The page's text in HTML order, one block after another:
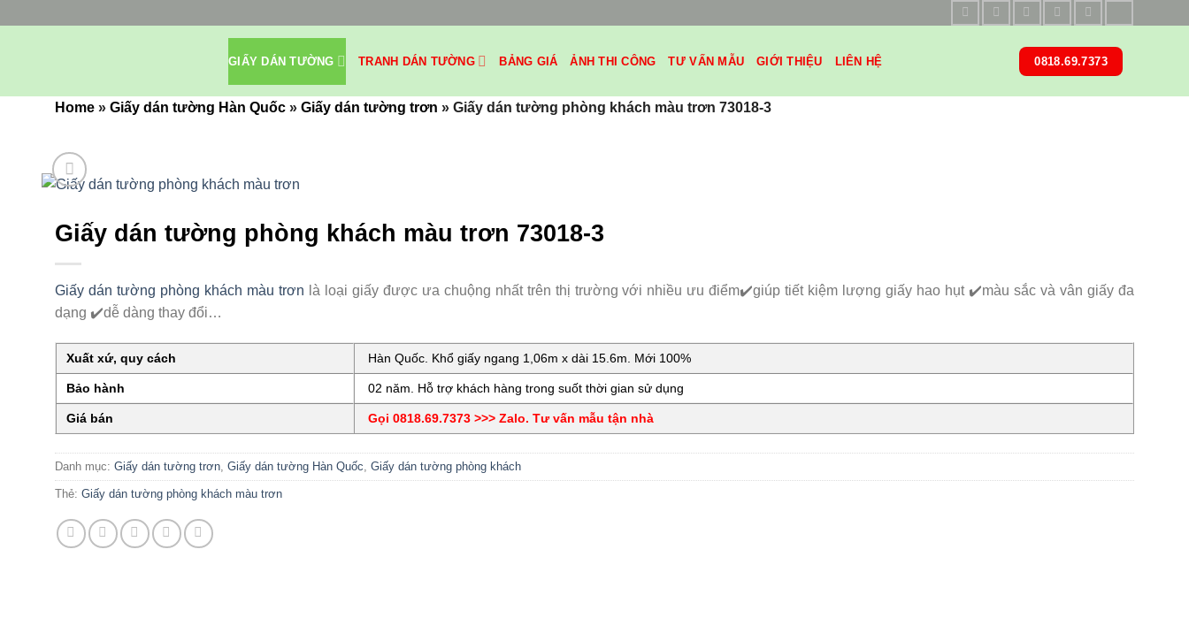
GIẤY DÁN TƯỜNG TRANH DÁN TƯỜNG BẢNG GIÁ ẢNH THI CÔNG TƯ VẤN MẪU GIỚI THIỆU LIÊN HỆ 0818.69.7373
Home » Giấy dán tường Hàn Quốc » Giấy dán tường trơn » Giấy dán tường phòng khách màu trơn 73018-3
Giấy dán tường phòng khách màu trơn 73018-3
Giấy dán tường phòng khách màu trơn là loại giấy được ưa chuộng nhất trên thị trường với nhiều ưu điểm✔️giúp tiết kiệm lượng giấy hao hụt ✔️màu sắc và vân giấy đa
dạng ✔️dễ dàng thay đổi…
Xuất xứ, quy cách Hàn Quốc. Khổ giấy ngang 1,06m x dài 15.6m. Mới 100%
Bảo hành 02 năm. Hỗ trợ khách hàng trong suốt thời gian sử dụng
Giá bán Gọi 0818.69.7373 >>> Zalo. Tư vấn mẫu tận nhà
Danh mục: Giấy dán tường trơn Giấy dán tường Hàn Quốc Giấy dán tường phòng khách
Thẻ: Giấy dán tường phòng khách màu trơn